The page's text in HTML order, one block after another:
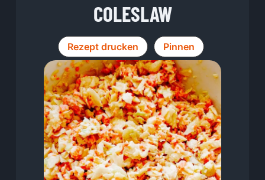
COLESLAW
Rezept drucken Pinnen